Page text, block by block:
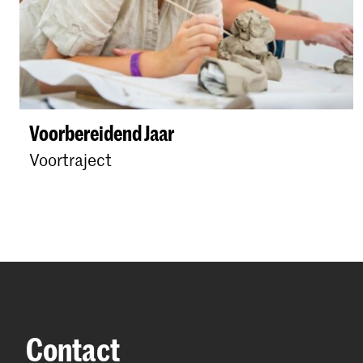
Voorbereidend Jaar
Voortraject
Contact